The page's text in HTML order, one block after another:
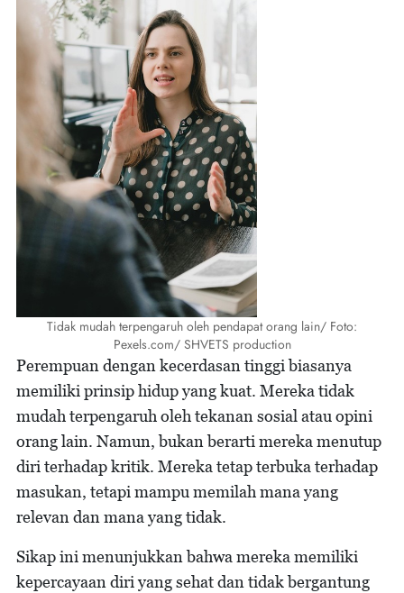
Tidak mudah terpengaruh oleh pendapat orang lain/ Foto:
Pexels.com/ SHVETS production
Perempuan dengan kecerdasan tinggi biasanya
memiliki prinsip hidup yang kuat. Mereka tidak
mudah terpengaruh oleh tekanan sosial atau opini
orang lain. Namun, bukan berarti mereka menutup
diri terhadap kritik. Mereka tetap terbuka terhadap
masukan, tetapi mampu memilah mana yang
relevan dan mana yang tidak.
Sikap ini menunjukkan bahwa mereka memiliki
kepercayaan diri yang sehat dan tidak bergantung